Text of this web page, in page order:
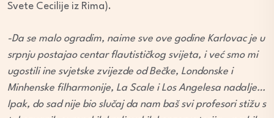
Svete Cecilije iz Rima).
-Da se malo ogradim, naime sve ove godine Karlovac je u
srpnju postajao centar flautističkog svijeta, i već smo mi
ugostili ine svjetske zvijezde od Bečke, Londonske i
Minhenske filharmonije, La Scale i Los Angelesa nadalje…
Ipak, do sad nije bio slučaj da nam baš svi profesori stižu s